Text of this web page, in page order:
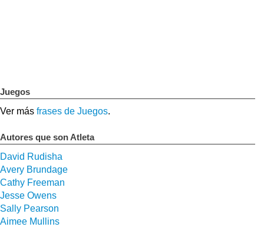
Juegos
Ver más frases de Juegos.
Autores que son Atleta
David Rudisha
Avery Brundage
Cathy Freeman
Jesse Owens
Sally Pearson
Aimee Mullins